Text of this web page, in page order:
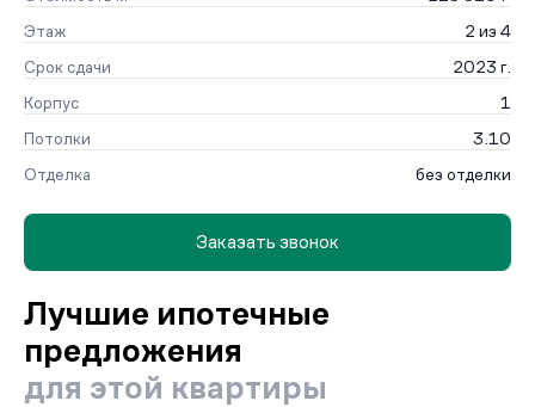
Этаж
2 из 4
Срок сдачи
2023 г.
Корпус
1
Потолки
3.10
Отделка
без отделки
Заказать звонок
Лучшие ипотечные
предложения
для этой квартиры